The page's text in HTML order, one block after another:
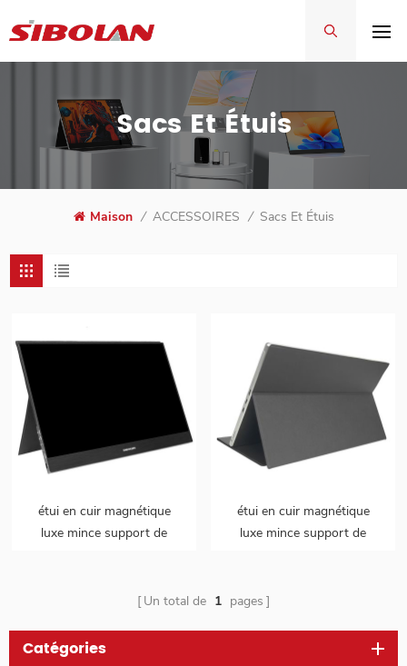
Sacs Et Étuis
Maison / ACCESSOIRES / Sacs Et Étuis
étui en cuir magnétique
luxe mince support de
étui en cuir magnétique
luxe mince support de
Un total de 1 pages
Catégories